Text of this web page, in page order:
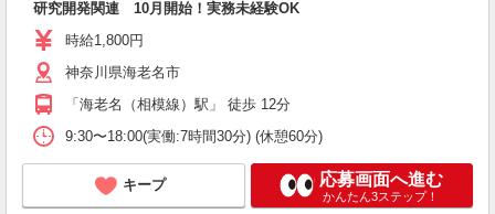
研究開発関連 10月開始！実務未経験OK
時給1,800円
神奈川県海老名市
「海老名（相模線）駅」 徒歩 12分
9:30〜18:00(実働:7時間30分) (休憩60分)
キープ 応募画面へ進む
かんたん3ステップ！